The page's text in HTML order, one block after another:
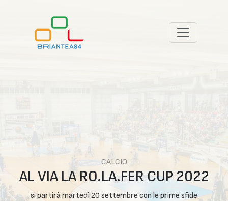
CALCIO
AL VIA LA RO.LA.FER CUP 2022
si partirà martedì 20 settembre con le prime sfide